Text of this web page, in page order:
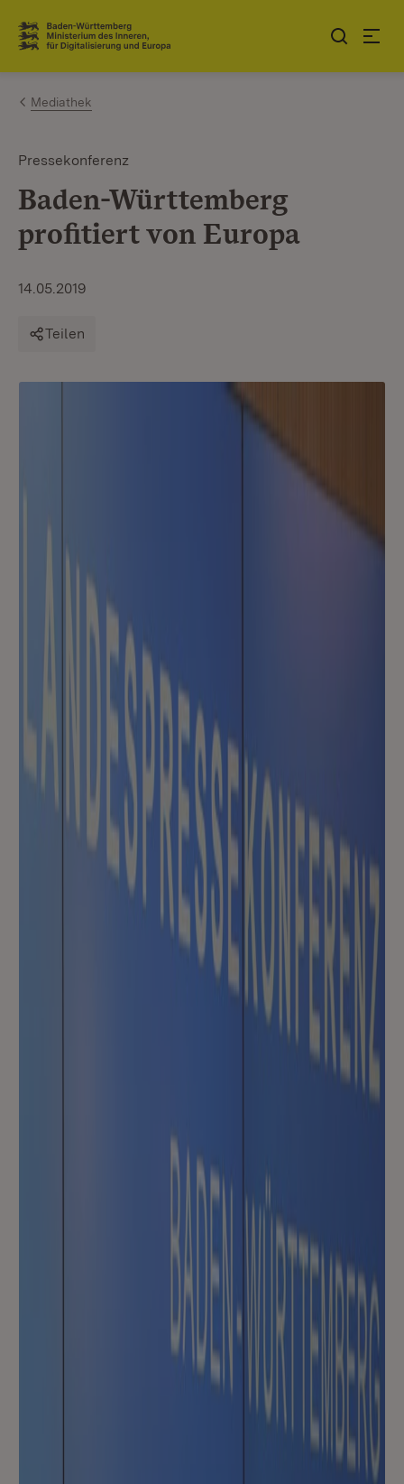
Zum Inhalt springen
Link zur Startseite
Mediathek
Pressekonferenz
Baden-Württemberg
profitiert von Europa
14.05.2019
Teilen